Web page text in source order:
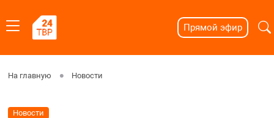
Прямой эфир
На главную Новости
Новости